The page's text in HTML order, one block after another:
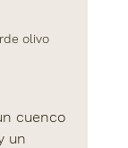
olivo
cuenco
un